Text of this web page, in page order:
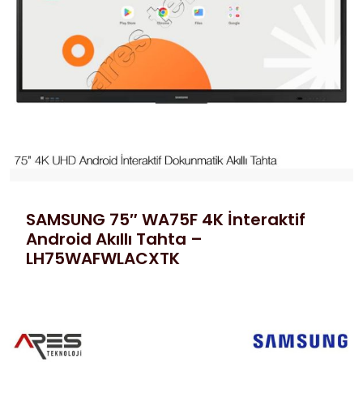
SAMSUNG 75″ WA75F 4K İnteraktif
Android Akıllı Tahta –
LH75WAFWLACXTK